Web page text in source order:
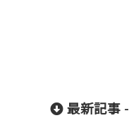
最新記事 -